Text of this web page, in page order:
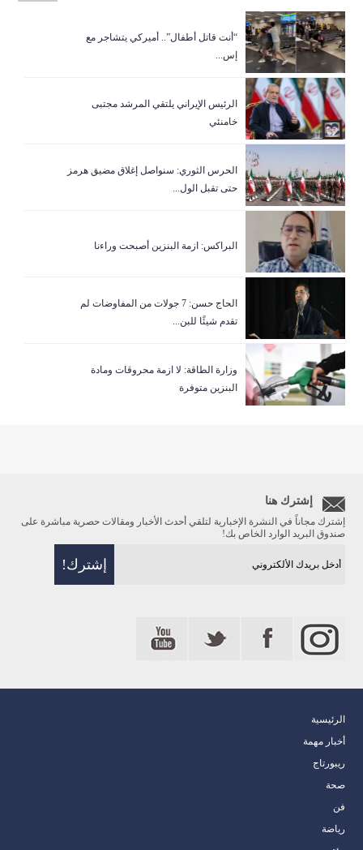
“أنت قاتل أطفال”.. أميركي يتشاجر مع
إس...
الرئيس الإيراني يلتقي المرشد مجتبى
خامنئي
الحرس الثوري: سنواصل إغلاق مضيق هرمز
حتى تقبل الول...
البراكس: ازمة البنزين أصبحت وراءنا
الحاج حسن: 7 جولات من المفاوضات لم
تقدم شيئًا للبن...
وزارة الطاقة: لا ازمة محروقات ومادة
البنزين متوفرة
إشترك هنا
إشترك مجاناً في النشرة الإخبارية لتلقي أحدث الأخبار ومقالات حصرية مباشرة على
صندوق البريد الوارد الخاص بك!
الرئيسية
أخبار مهمة
ريبورتاج
صحة
فن
رياضة